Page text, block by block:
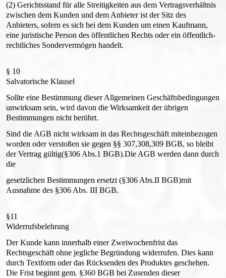
(2) Gerichtsstand für alle Streitigkeiten aus dem Vertragsverhältnis
zwischen dem Kunden und dem Anbieter ist der Sitz des
Anbieters, sofern es sich bei dem Kunden um einen Kaufmann,
eine juristische Person des öffentlichen Rechts oder ein öffentlich-
rechtliches Sondervermögen handelt.
§ 10
Salvatorische Klausel
Sollte eine Bestimmung dieser Allgemeinen Geschäftsbedingungen
unwirksam sein, wird davon die Wirksamkeit der übrigen
Bestimmungen nicht berührt.
Sind die AGB nicht wirksam in das Rechtsgeschäft miteinbezogen
worden oder verstoßen sie gegen §§ 307,308,309 BGB, so bleibt
der Vertrag gültig(§306 Abs.1 BGB).Die AGB werden dann durch
die
gesetzlichen Bestimmungen ersetzt (§306 Abs.II BGB)mit
Ausnahme des §306 Abs. III BGB.
§11
Widerrufsbelehrung
Der Kunde kann innerhalb einer Zweiwochenfrist das
Rechtsgeschäft ohne jegliche Begründung widerrufen. Dies kann
durch Textform oder das Rücksenden des Produktes geschehen.
Die Frist beginnt gem. §360 BGB bei Zusenden dieser